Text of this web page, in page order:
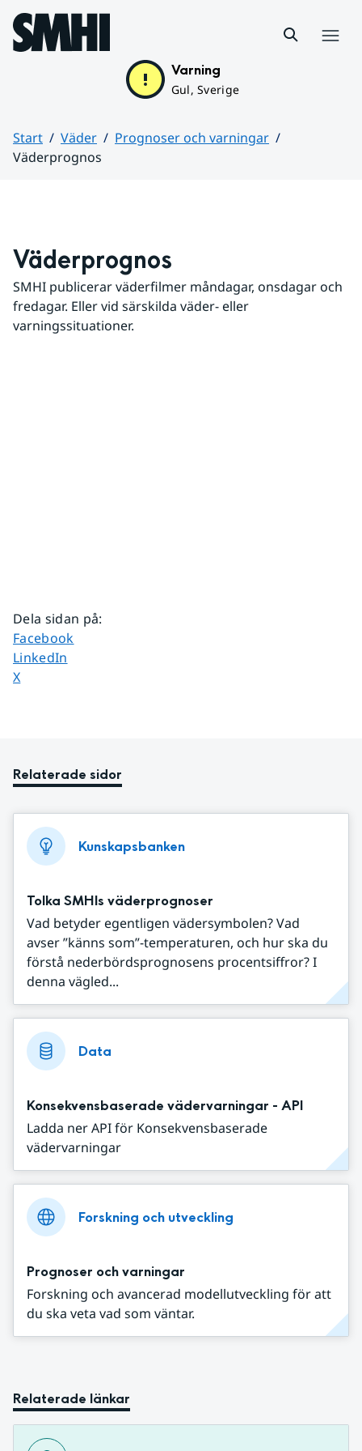
Hoppa till sidans innehåll
Varning
Gul, Sverige
Start Väder
Prognoser och varningar
Väderprognos
Väderprognos
SMHI publicerar väderfilmer måndagar, onsdagar och
fredagar. Eller vid särskilda väder- eller
varningssituationer.
Dela sidan på:
Dela sidan på
Facebook
Dela sidan på
LinkedIn
Dela sidan på
X
Relaterade sidor
Kunskapsbanken
Tolka SMHIs väderprognoser
Vad betyder egentligen vädersymbolen? Vad
avser ”känns som”-temperaturen, och hur ska du
förstå nederbördsprognosens procentsiffror? I
denna vägled...
Data
Konsekvensbaserade vädervarningar - API
Ladda ner API för Konsekvensbaserade
vädervarningar
Forskning och utveckling
Prognoser och varningar
Forskning och avancerad modellutveckling för att
du ska veta vad som väntar.
Relaterade länkar